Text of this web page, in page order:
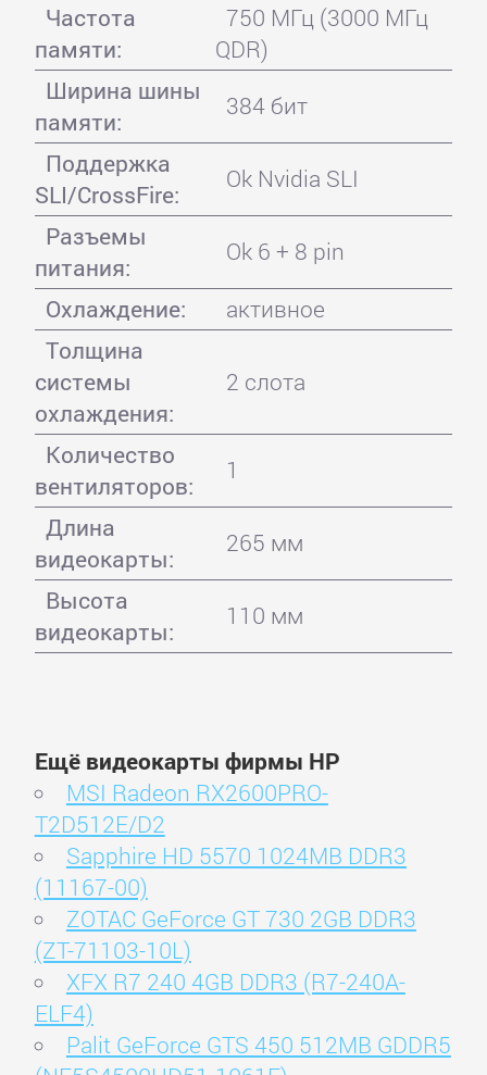
Частота
памяти:
750 МГц (3000 МГц
QDR)
Ширина шины
памяти:
384 бит
Поддержка
SLI/CrossFire:
Ok Nvidia SLI
Разъемы
питания:
Ok 6 + 8 pin
Охлаждение:
активное
Толщина
системы
охлаждения:
2 слота
Количество
вентиляторов:
1
Длина
видеокарты:
265 мм
Высота
видеокарты:
110 мм
Ещё видеокарты фирмы HP
MSI Radeon RX2600PRO-
T2D512E/D2
Sapphire HD 5570 1024MB DDR3
(11167-00)
ZOTAC GeForce GT 730 2GB DDR3
(ZT-71103-10L)
XFX R7 240 4GB DDR3 (R7-240A-
ELF4)
Palit GeForce GTS 450 512MB GDDR5